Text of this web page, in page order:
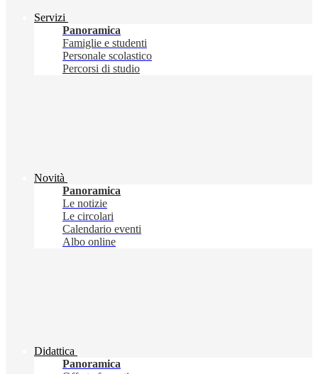
Servizi
Panoramica
Famiglie e studenti
Personale scolastico
Percorsi di studio
Novità
Panoramica
Le notizie
Le circolari
Calendario eventi
Albo online
Didattica
Panoramica